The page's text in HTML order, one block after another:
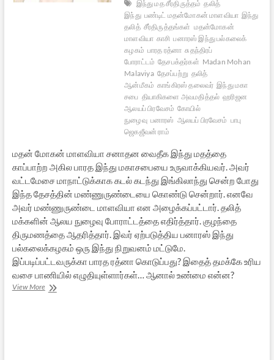
இந்து மத சீர்திருத்தம் தலித்
இந்து பண்டிட் மதன்மோகன் மாளவியா இந்து
தலித் சீர்திருத்தங்கள் மதன்மோகன்
மாளவியா காசி பனாரஸ் இந்து பல்கலைக்
கழகம் பாரத ரத்னா சுதந்திரப்
போராட்டம் தேசபக்தர்கள் Madan Mohan
Malaviya தேசப்பற்று தலித்
ஆன்மீகம் காங்கிரஸ் தலைவர் இந்து மகா
சபை தியாகிகளை அவமதித்தல் ஹரிஜன
ஆலயப் பிரவேசம் கோயில்
நுழைவு பனாரஸ் ஆலயப் பிரவேசம் பாபு
ஜெகஜீவன் ராம்
மதன் மோகன் மாளவியா சனாதன வைதீக இந்து மதத்தை
காப்பாற்ற அகில பாரத இந்து மகாசபையை உருவாக்கியவர். அவர்
வட்டமேசை மாநாட்டுக்காக கடல் கடந்து இங்கிலாந்து சென்ற போது
இந்த தேசத்தின் மண்ணுருண்டையை கொண்டு சென்றார். எனவே
அவர் மண்ணுருண்டை மாளவியா என அழைக்கப்பட்டார். தலித்
மக்களின் ஆலய நுழைவு போராட்டத்தை எதிர்த்தார். குழந்தை
திருமணத்தை ஆதரித்தார். இவர் ஏற்படுத்திய பனாரஸ் இந்து
பல்கலைக்கழகம் ஒரு இந்து நிறுவனம் மட்டுமே.
இப்படிப்பட்டவருக்கா பாரத ரத்னா கொடுப்பது? இதைத் தமக்கே உரிய
வசை பாணியில் எழுதியுள்ளார்கள்… ஆனால் உண்மை என்ன?
View Moreமண்ணுருண்டையா